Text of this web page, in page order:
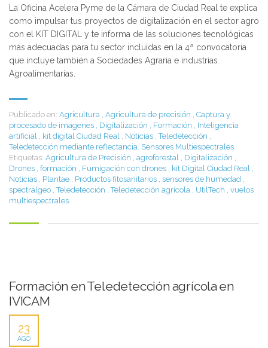
La Oficina Acelera Pyme de la Cámara de Ciudad Real te explica
como impulsar tus proyectos de digitalización en el sector agro
con el KIT DIGITAL y te informa de las soluciones tecnológicas
más adecuadas para tu sector incluidas en la 4ª convocatoria
que incluye también a Sociedades Agraria e industrias
Agroalimentarias.
Publicado en: Agricultura , Agricultura de precisión , Captura y
procesado de imagenes , Digitalización , Formación , Inteligencia
artificial , kit digital Ciudad Real , Noticias , Teledetección ,
Teledetección mediante reflectancia. Sensores Multiespectrales.
Etiquetas: Agricultura de Precisión , agroforestal , Digitalización ,
Drones , formación , Fumigación con drones , kit Digital Ciudad Real ,
Noticias , Plantae , Productos fitosanitarios , sensores de humedad ,
spectralgeo , Teledetección , Teledetección agrícola , UtilTech , vuelos
multiespectrales
Formación en Teledetección agrícola en
IVICAM
23
AGO